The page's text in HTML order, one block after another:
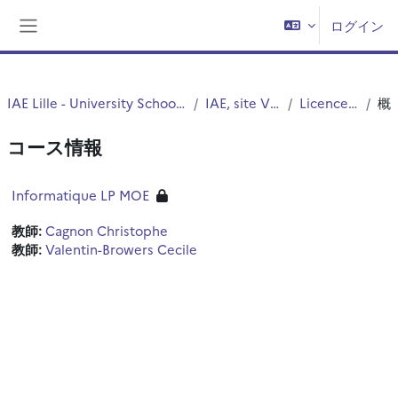
ログイン
IAE Lille - University School of Management IAE, site Vieux Lille Licence 3 & Pro
コース情報
Informatique LP MOE
教師:Cagnon Christophe
教師:Valentin-Browers Cecile